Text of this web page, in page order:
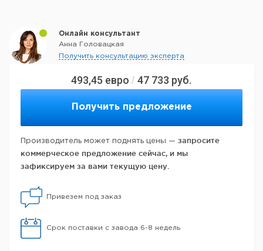
493,45 евро / 47 733 руб.
Получить предложение
Производитель может поднять цены — запросите
коммерческое предложение сейчас, и мы
зафиксируем за вами текущую цену.
Привезем под заказ
Срок поставки с завода 6-8 недель
Онлайн консультант
Анна Головацкая
Получить консультацию эксперта